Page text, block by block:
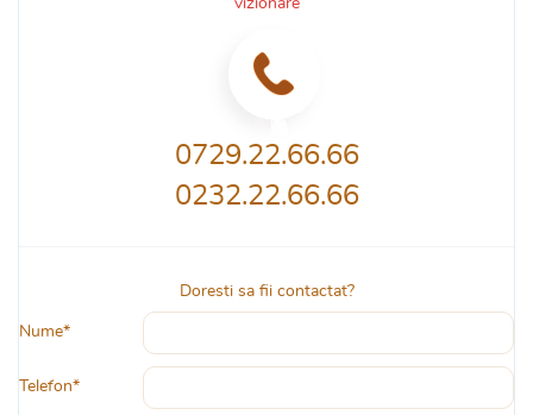
vizionare
0729.22.66.66
0232.22.66.66
Doresti sa fii contactat?
Nume*
Telefon*